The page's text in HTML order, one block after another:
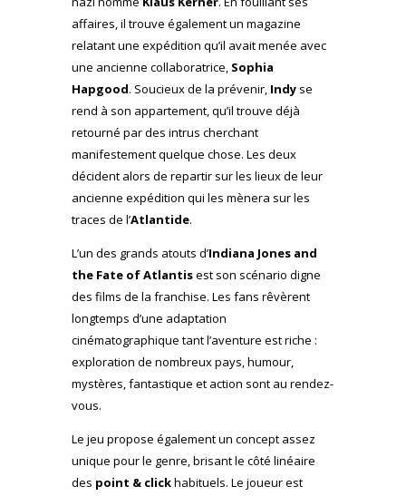
affaires, il trouve également un magazine
relatant une expédition qu’il avait menée avec
une ancienne collaboratrice, Sophia
Hapgood. Soucieux de la prévenir, Indy se
rend à son appartement, qu’il trouve déjà
retourné par des intrus cherchant
manifestement quelque chose. Les deux
décident alors de repartir sur les lieux de leur
ancienne expédition qui les mènera sur les
traces de l’Atlantide.
L’un des grands atouts d’Indiana Jones and
the Fate of Atlantisest son scénario digne
des films de la franchise. Les fans rêvèrent
longtemps d’une adaptation
cinématographique tant l’aventure est riche :
exploration de nombreux pays, humour,
mystères, fantastique et action sont au rendez-
vous.
Le jeu propose également un concept assez
unique pour le genre, brisant le côté linéaire
des point & clickhabituels. Le joueur est